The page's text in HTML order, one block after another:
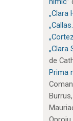
„Clara
„Clara
de
Prima
Burrus,